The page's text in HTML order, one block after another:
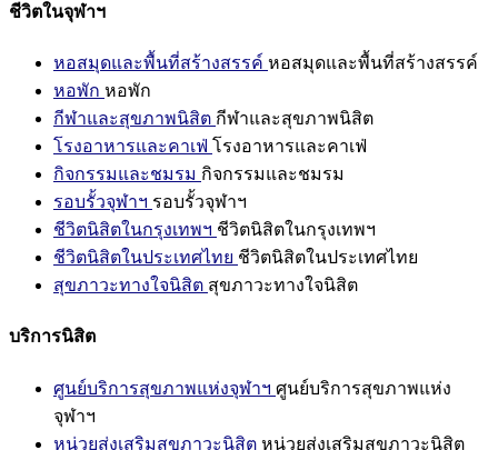
ชีวิตในจุฬาฯ
หอสมุดและพื้นที่สร้างสรรค์ หอสมุดและพื้นที่สร้างสรรค์
หอพัก หอพัก
กีฬาและสุขภาพนิสิต กีฬาและสุขภาพนิสิต
โรงอาหารและคาเฟ่ โรงอาหารและคาเฟ่
กิจกรรมและชมรม กิจกรรมและชมรม
รอบรั้วจุฬาฯ รอบรั้วจุฬาฯ
ชีวิตนิสิตในกรุงเทพฯ ชีวิตนิสิตในกรุงเทพฯ
ชีวิตนิสิตในประเทศไทย ชีวิตนิสิตในประเทศไทย
สุขภาวะทางใจนิสิต สุขภาวะทางใจนิสิต
บริการนิสิต
ศูนย์บริการสุขภาพแห่งจุฬาฯ ศูนย์บริการสุขภาพแห่ง
จุฬาฯ
หน่วยส่งเสริมสุขภาวะนิสิต หน่วยส่งเสริมสุขภาวะนิสิต